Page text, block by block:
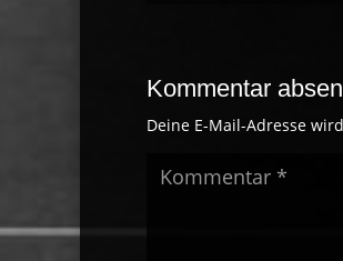
Kommentar
Deine E-Mail-Adresse